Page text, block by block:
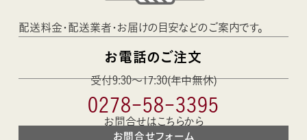
配送料金・配送業者・お届けの目安などのご案内です。
お電話のご注文
受付9:30〜17:30(年中無休)
0278-58-3395
お問合せはこちらから
お問合せフォーム